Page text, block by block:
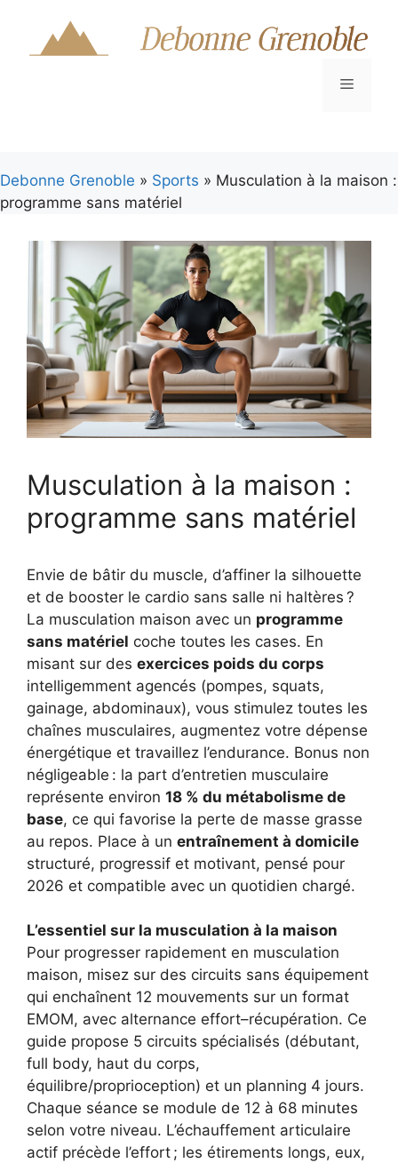
contenu
Menu
Debonne Grenoble » Sports » Musculation à la maison :
programme sans matériel
Musculation à la maison :
programme sans matériel
Envie de bâtir du muscle, d’affiner la silhouette
et de booster le cardio sans salle ni haltères ?
La musculation maison avec un programme
sans matériel coche toutes les cases. En
misant sur des exercices poids du corps
intelligemment agencés (pompes, squats,
gainage, abdominaux), vous stimulez toutes les
chaînes musculaires, augmentez votre dépense
énergétique et travaillez l’endurance. Bonus non
négligeable : la part d’entretien musculaire
représente environ 18 % du métabolisme de
base, ce qui favorise la perte de masse grasse
au repos. Place à un entraînement à domicile
structuré, progressif et motivant, pensé pour
2026 et compatible avec un quotidien chargé.
L’essentiel sur la musculation à la maison
Pour progresser rapidement en musculation
maison, misez sur des circuits sans équipement
qui enchaînent 12 mouvements sur un format
EMOM, avec alternance effort–récupération. Ce
guide propose 5 circuits spécialisés (débutant,
full body, haut du corps,
équilibre/proprioception) et un planning 4 jours.
Chaque séance se module de 12 à 68 minutes
selon votre niveau. L’échauffement articulaire
actif précède l’effort ; les étirements longs, eux,